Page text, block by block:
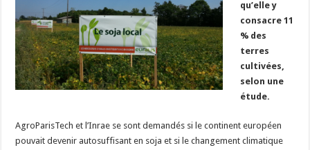
Un été fructueux pour Lactalis
qu’elle y
consacre 11
% des
terres
cultivées,
selon une
étude.
AgroParisTech et l’Inrae se sont demandés si le continent européen
pouvait devenir autosuffisant en soja et si le changement climatique